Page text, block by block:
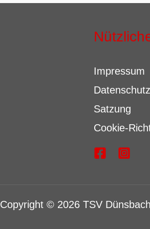
Impressum
Datenschutz
Satzung
Cookie-
Copyright © 2026 TSV